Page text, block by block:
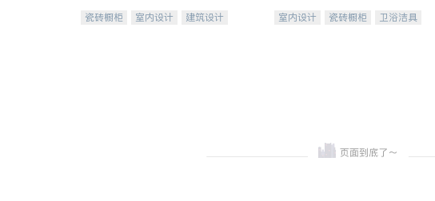
机。品质厨房，家的选择。
瓷砖橱柜 室内设计
建筑设计
室内设计 瓷砖橱柜
卫浴洁具